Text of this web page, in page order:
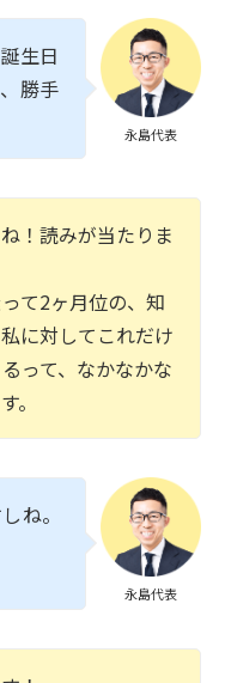
永島代表
生日
勝手
！読みが当たりま
て2ヶ月位の、知
に対してこれだけ
って、なかなかな
。
永島代表
ね。